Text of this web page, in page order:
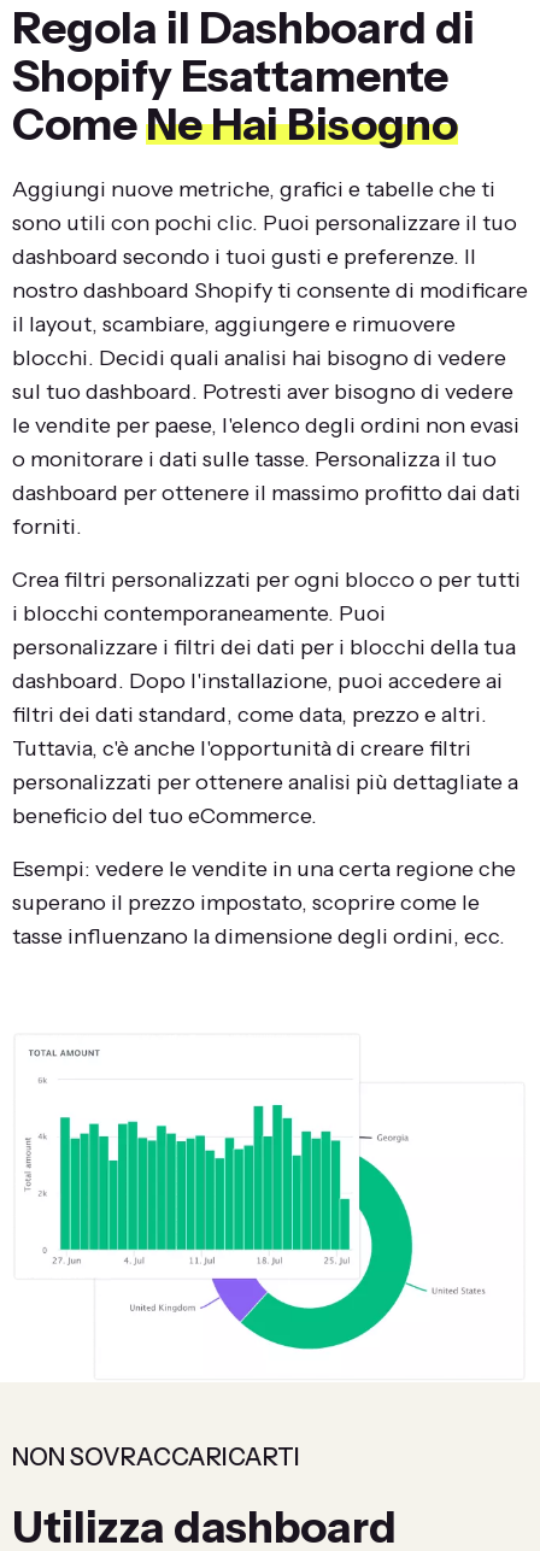
Regola il Dashboard di
Shopify Esattamente
ComeNe Hai Bisogno
Aggiungi nuove metriche, grafici e tabelle che ti
sono utili con pochi clic. Puoi personalizzare il tuo
dashboard secondo i tuoi gusti e preferenze. Il
nostro dashboard Shopify ti consente di modificare
il layout, scambiare, aggiungere e rimuovere
blocchi. Decidi quali analisi hai bisogno di vedere
sul tuo dashboard. Potresti aver bisogno di vedere
le vendite per paese, l'elenco degli ordini non evasi
o monitorare i dati sulle tasse. Personalizza il tuo
dashboard per ottenere il massimo profitto dai dati
forniti.
Crea filtri personalizzati per ogni blocco o per tutti
i blocchi contemporaneamente. Puoi
personalizzare i filtri dei dati per i blocchi della tua
dashboard. Dopo l'installazione, puoi accedere ai
filtri dei dati standard, come data, prezzo e altri.
Tuttavia, c'è anche l'opportunità di creare filtri
personalizzati per ottenere analisi più dettagliate a
beneficio del tuo eCommerce.
Esempi: vedere le vendite in una certa regione che
superano il prezzo impostato, scoprire come le
tasse influenzano la dimensione degli ordini, ecc.
NON SOVRACCARICARTI
Utilizza dashboard